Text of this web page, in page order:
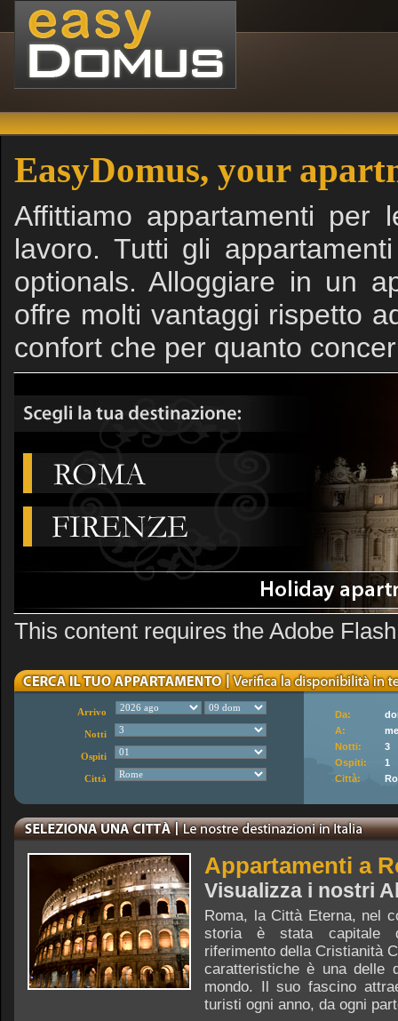
EasyDomus, your
Affittiamo appartamenti
lavoro. Tutti gli
optionals. Alloggiare in un
offre molti vantaggi rispetto
confort che per quanto
This content requires the Adobe
Arrivo
Notti
Ospiti
Città
Da:
A:
Notti:
3
Ospiti:
1
Città:
Appartamenti a
Visualizza i nostri
Roma, la Città Eterna, nel
storia è stata capitale
riferimento della Cristianità
caratteristiche è una delle
mondo. Il suo fascino
turisti ogni anno, da ogni